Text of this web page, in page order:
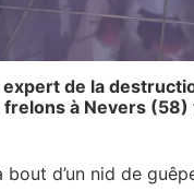
de la
à Nevers (58)
d’un nid de